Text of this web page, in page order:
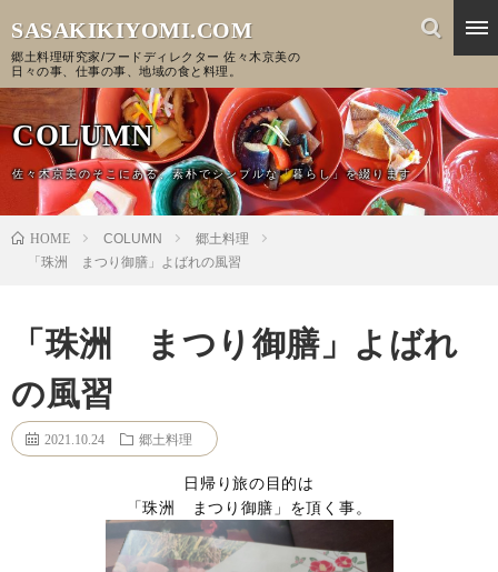
SASAKIKIYOMI.COM
郷土料理研究家/フードディレクター 佐々木京美の
日々の事、仕事の事、地域の食と料理。
COLUMN
佐々木京美のそこにある、素朴でシンプルな「暮らし」を綴ります
HOME COLUMN
郷土料理
「珠洲 まつり御膳」よばれの風習
「珠洲 まつり御膳」よばれ
の風習
2021.10.24 郷土料理
日帰り旅の目的は
「珠洲 まつり御膳」を頂く事。